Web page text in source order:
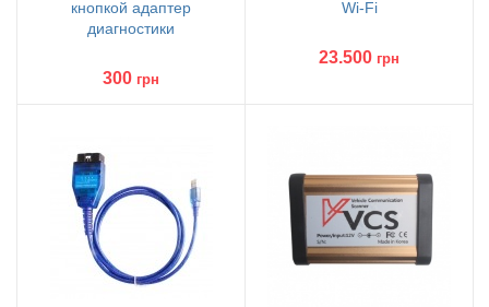
кнопкой адаптер
диагностики
300 грн
Wi-Fi
23.500 грн